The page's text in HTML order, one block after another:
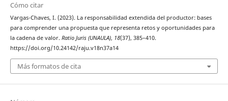
Cómo citar
Vargas-Chaves, I. (2023). La responsabilidad extendida del productor: bases
para comprender una propuesta que representa retos y oportunidades para
la cadena de valor. Ratio Juris (UNAULA), 18(37), 385–410.
https://doi.org/10.24142/raju.v18n37a14
Más formatos de cita